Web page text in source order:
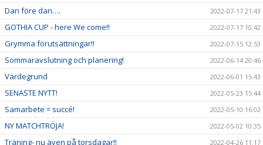
Dan före dan…. 2022-07-17 21:43
GOTHIA CUP - here We come!! 2022-07-17 10:42
Grymma förutsättningar!! 2022-07-15 12:53
Sommaravslutning och planering! 2022-06-14 20:46
Värdegrund 2022-06-01 15:43
SENASTE NYTT! 2022-05-23 15:44
Samarbete = succé! 2022-05-10 16:02
NY MATCHTRÖJA! 2022-05-02 10:35
Träning- nu även på torsdagar!! 2022-04-26 11:17